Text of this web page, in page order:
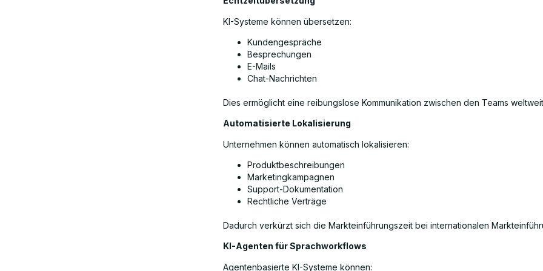
KI-Systeme können übersetzen:
Kundengespräche
Besprechungen
E-Mails
Chat-Nachrichten
Dies ermöglicht eine reibungslose Kommunikation zwischen den Teams
Automatisierte Lokalisierung
Unternehmen können automatisch lokalisieren:
Produktbeschreibungen
Marketingkampagnen
Support-Dokumentation
Rechtliche Verträge
Dadurch verkürzt sich die Markteinführungszeit bei internationalen
KI-Agenten für Sprachworkflows
Agentenbasierte KI-Systeme können: